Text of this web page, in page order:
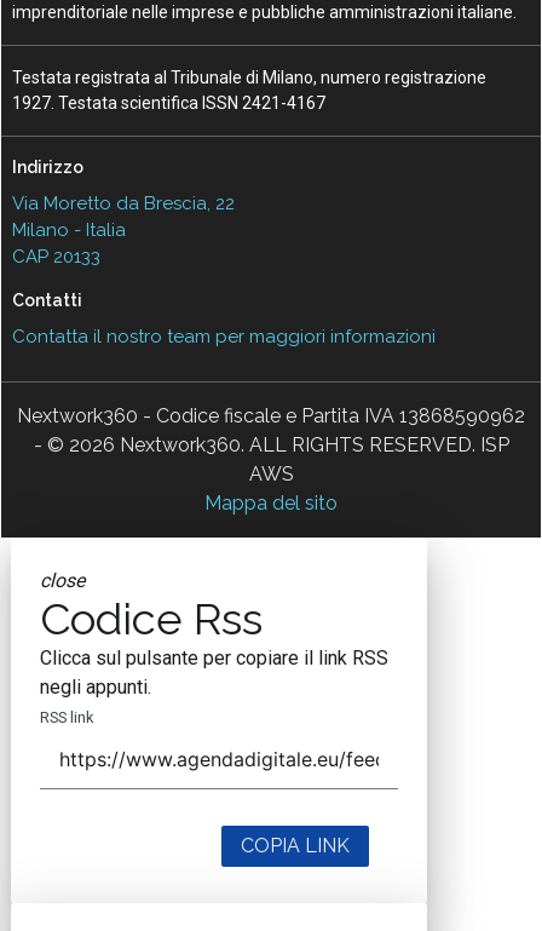
imprenditoriale nelle imprese e pubbliche amministrazioni italiane.
Testata registrata al Tribunale di Milano, numero registrazione
1927. Testata scientifica ISSN 2421-4167
Indirizzo
Via Moretto da Brescia, 22
Milano - Italia
CAP 20133
Contatti
Contatta il nostro team per maggiori informazioni
Nextwork360 - Codice fiscale e Partita IVA 13868590962
- © 2026 Nextwork360. ALL RIGHTS RESERVED. ISP
AWS
Mappa del sito
close
Codice Rss
Clicca sul pulsante per copiare il link RSS
negli appunti.
RSS link
COPIA LINK